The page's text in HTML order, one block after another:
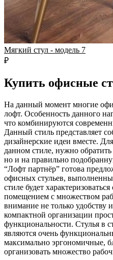
Мягкий стул - модель 7
₽
Купить офисные
На данный момент многие
лофт. Особенность данного
что комбинируются
Данный стиль представляет
дизайнерские идеи вместе.
данном стиле, нужно
но и на правильно
“Лофт партнёр” готова
офисных стульев,
стиле будет
помещением с множеством
внимание не только удобству
компактной организации
функциональности. Стулья в
являются очень
максимально эргономичные,
организовать множество